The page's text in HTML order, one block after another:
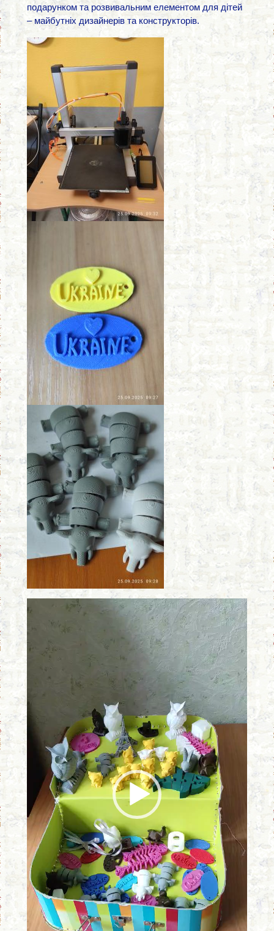
подарунком та розвивальним елементом для дітей
– майбутніх дизайнерів та конструкторів.
Відеопрогравач